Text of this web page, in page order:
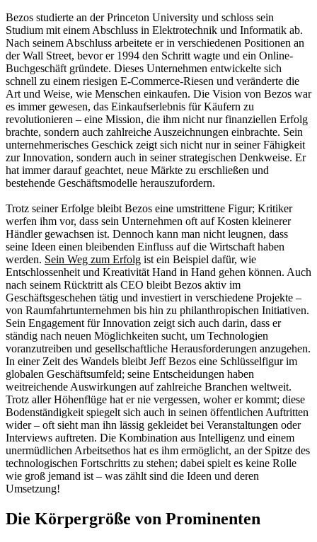
Bezos studierte an der Princeton University und schloss sein
Studium mit einem Abschluss in Elektrotechnik und Informatik ab.
Nach seinem Abschluss arbeitete er in verschiedenen Positionen an
der Wall Street, bevor er 1994 den Schritt wagte und ein Online-
Buchgeschäft gründete. Dieses Unternehmen entwickelte sich
schnell zu einem riesigen E-Commerce-Riesen und veränderte die
Art und Weise, wie Menschen einkaufen. Die Vision von Bezos war
es immer gewesen, das Einkaufserlebnis für Käufern zu
revolutionieren – eine Mission, die ihm nicht nur finanziellen Erfolg
brachte, sondern auch zahlreiche Auszeichnungen einbrachte. Sein
unternehmerisches Geschick zeigt sich nicht nur in seiner Fähigkeit
zur Innovation, sondern auch in seiner strategischen Denkweise. Er
hat immer darauf geachtet, neue Märkte zu erschließen und
bestehende Geschäftsmodelle herauszufordern.
Trotz seiner Erfolge bleibt Bezos eine umstrittene Figur; Kritiker
werfen ihm vor, dass sein Unternehmen oft auf Kosten kleinerer
Händler gewachsen ist. Dennoch kann man nicht leugnen, dass
seine Ideen einen bleibenden Einfluss auf die Wirtschaft haben
werden. Sein Weg zum Erfolg ist ein Beispiel dafür, wie
Entschlossenheit und Kreativität Hand in Hand gehen können. Auch
nach seinem Rücktritt als CEO bleibt Bezos aktiv im
Geschäftsgeschehen tätig und investiert in verschiedene Projekte –
von Raumfahrtunternehmen bis hin zu philanthropischen Initiativen.
Sein Engagement für Innovation zeigt sich auch darin, dass er
ständig nach neuen Möglichkeiten sucht, um Technologien
voranzutreiben und gesellschaftliche Herausforderungen anzugehen.
In einer Zeit des Wandels bleibt Jeff Bezos eine Schlüsselfigur im
globalen Geschäftsumfeld; seine Entscheidungen haben
weitreichende Auswirkungen auf zahlreiche Branchen weltweit.
Trotz aller Höhenflüge hat er nie vergessen, woher er kommt; diese
Bodenständigkeit spiegelt sich auch in seinen öffentlichen Auftritten
wider – oft sieht man ihn lässig gekleidet bei Veranstaltungen oder
Interviews auftreten. Die Kombination aus Intelligenz und einem
unermüdlichen Arbeitsethos hat es ihm ermöglicht, an der Spitze des
technologischen Fortschritts zu stehen; dabei spielt es keine Rolle
wie groß jemand ist – was zählt sind die Ideen und deren
Umsetzung!
Die Körpergröße von Prominenten